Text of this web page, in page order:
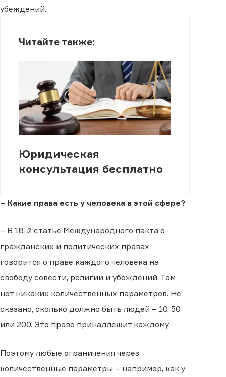
убеждений.
Читайте также:
Юридическая
консультация бесплатно
– Какие права есть у человека в этой сфере?
– В 18-й статье Международного пакта о
гражданских и политических правах
говорится о праве каждого человека на
свободу совести, религии и убеждений. Там
нет никаких количественных параметров. Не
сказано, сколько должно быть людей – 10, 50
или 200. Это право принадлежит каждому.
Поэтому любые ограничения через
количественные параметры – например, как у